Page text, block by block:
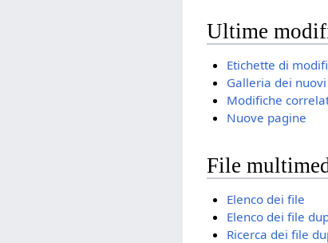
Ultime
Etichette di
Galleria dei
Modifiche
Nuove pagine
File
Elenco dei file
Elenco dei file
Ricerca dei file